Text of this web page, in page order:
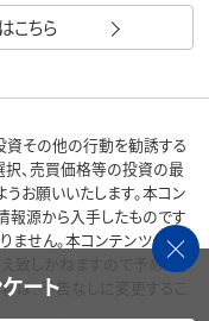
こちら
資その他の行動を勧誘する
択、売買価格等の投資の最
お願いいたします。本コン
報源から入手したものです
ません。本コンテンツの記
致しかねますので予めご了
は、予告なしに変更するこ
ート